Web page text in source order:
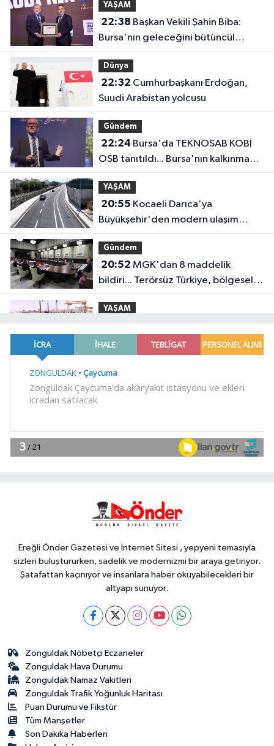
YAŞAM
22:38
Bursa'nın geleceğini bütüncül
anlayışla planlıyoruz
Dünya
22:32
Suudi Arabistan yolcusu
Gündem
22:24
OSB tanıtıldı... Bursa'nın kalkınma
yolculuğunda yeni dönem
YAŞAM
20:55
Büyükşehir'den modern ulaşım
yatırımı
Gündem
20:52
bildiri... Terörsüz Türkiye, bölgesel
güvenlik ve Gazze mesajı
YAŞAM
gemi
18:52Türk Tarih Kurumu'ndan tarihi
18:48 .
Ereğli Önder Gazetesi ve İnternet Sitesi , yepyeni temasıyla
sizleri buluştururken, sadelik ve modernizmi bir araya getiriyor.
Şatafattan kaçınıyor ve insanlara haber okuyabilecekleri bir
altyapı sunuyor.
Zonguldak Nöbetçi Eczaneler
Zonguldak Hava Durumu
Zonguldak Namaz Vakitleri
Zonguldak Trafik Yoğunluk Haritası
Puan Durumu ve Fikstür
Tüm Manşetler
Son Dakika Haberleri